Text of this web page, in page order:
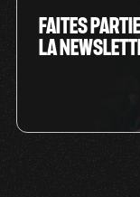
FAITES
LA